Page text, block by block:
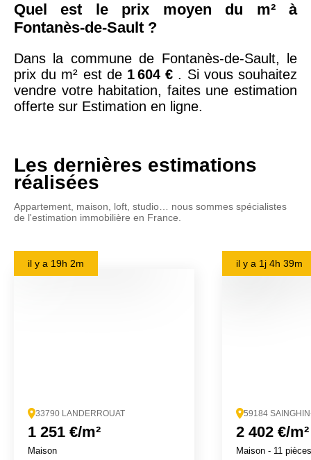
Quel est le prix moyen du m² à
Fontanès-de-Sault ?
Dans la commune de Fontanès-de-Sault, le
prix du m² est de 1 604 € . Si vous souhaitez
vendre votre habitation, faites une estimation
offerte sur Estimation en ligne.
Les dernières estimations
réalisées
Appartement, maison, loft, studio… nous sommes spécialistes
de l'estimation immobilière en France.
il y a 19h 2m
33790 LANDERROUAT
1 251 €/m²
Maison
il y a 1j 4h 39m
59184
2 402 €/m²
Maison - 11 pièces